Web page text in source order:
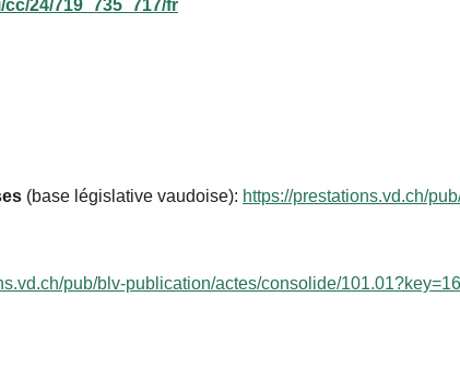
24/719_735_717/fr
(base législative vaudoise): https://prestations.vd.ch/
pub/blv-publication/actes/consolide/